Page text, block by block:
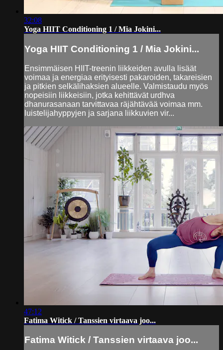
32:08
Yoga HIIT Conditioning 1 / Mia Jokini...
Yoga HIIT Conditioning 1 / Mia Jokini...
Ensimmäisen HIIT-treenin liikkeiden avulla lisäät
voimaa ja energiaa erityisesti pakaroiden, takareisien
ja pitkien selkälihaksien alueelle. Valmistaudu myös
nopeisiin liikkeisiin, jotka kehittävät urdhva
dhanurasanaan tarvittavaa räjähtävää voimaa mm.
luistelijahyppyjen ja sarjana liikkuvien vir...
47:12
Fatima Witick / Tanssien virtaava joo...
Fatima Witick / Tanssien virtaava joo...